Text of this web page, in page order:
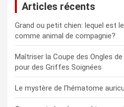
Articles récents
Grand ou petit chien: lequel est
comme animal de compagnie?
Maîtriser la Coupe des Ongles
pour des Griffes Soignées
Le mystère de l’hématome